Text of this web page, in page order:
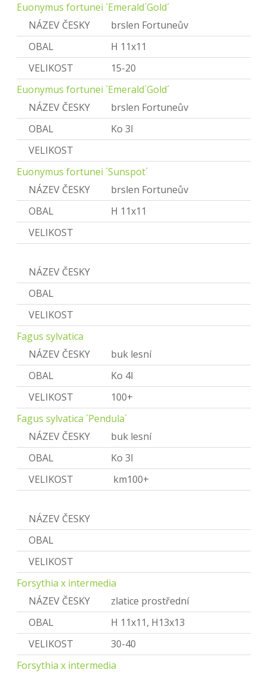
Euonymus fortunei ´Emerald´Gold´
NÁZEV ČESKY
brslen Fortuneův
OBAL
H 11x11
VELIKOST
15-20
Euonymus fortunei ´Emerald´Gold´
NÁZEV ČESKY
brslen Fortuneův
OBAL
Ko 3l
VELIKOST
Euonymus fortunei ´Sunspot´
NÁZEV ČESKY
brslen Fortuneův
OBAL
H 11x11
VELIKOST
NÁZEV ČESKY
OBAL
VELIKOST
Fagus sylvatica
NÁZEV ČESKY
buk lesní
OBAL
Ko 4l
VELIKOST
100+
Fagus sylvatica ´Pendula´
NÁZEV ČESKY
buk lesní
OBAL
Ko 3l
VELIKOST
km100+
NÁZEV ČESKY
OBAL
VELIKOST
Forsythia x intermedia
NÁZEV ČESKY
zlatice prostřední
OBAL
H 11x11, H13x13
VELIKOST
30-40
Forsythia x intermedia